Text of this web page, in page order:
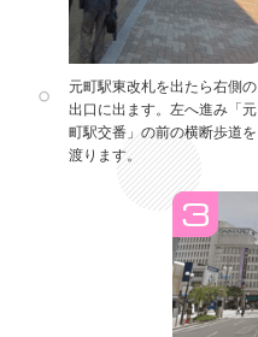
元町駅東改札を出たら右側の
出口に出ます。左へ進み「元
町駅交番」の前の横断歩道を
渡ります。